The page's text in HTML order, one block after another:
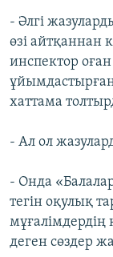
- Әлгі
өзі айтқаннан
инспектор
хаттама
- Ал ол
- Онда
тегін оқулық
деген сөздер